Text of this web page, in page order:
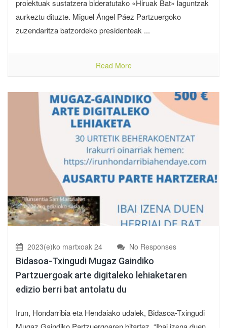
proiektuak sustatzera bideratutako «Hiruak Bat» laguntzak
aurkeztu dituzte. Miguel Ángel Páez Partzuergoko
zuzendaritza batzordeko presidenteak ...
Read More
2023(e)ko martxoak 24 No Responses
Bidasoa-Txingudi Mugaz Gaindiko
Partzuergoak arte digitaleko lehiaketaren
edizio berri bat antolatu du
Irun, Hondarribia eta Hendaiako udalek, Bidasoa-Txingudi